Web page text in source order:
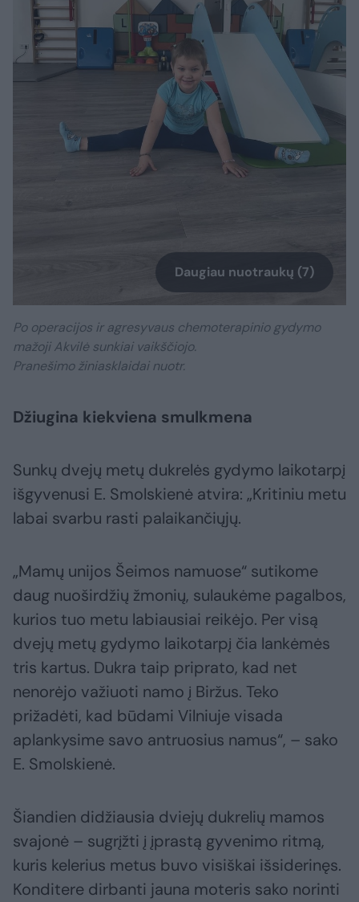
Daugiau nuotraukų (7)
Po operacijos ir agresyvaus chemoterapinio gydymo
mažoji Akvilė sunkiai vaikščiojo.
Pranešimo žiniasklaidai nuotr.
Džiugina kiekviena smulkmena
Sunkų dvejų metų dukrelės gydymo laikotarpį
išgyvenusi E. Smolskienė atvira: „Kritiniu metu
labai svarbu rasti palaikančiųjų.
„Mamų unijos Šeimos namuose“ sutikome
daug nuoširdžių žmonių, sulaukėme pagalbos,
kurios tuo metu labiausiai reikėjo. Per visą
dvejų metų gydymo laikotarpį čia lankėmės
tris kartus. Dukra taip priprato, kad net
nenorėjo važiuoti namo į Biržus. Teko
prižadėti, kad būdami Vilniuje visada
aplankysime savo antruosius namus“, – sako
E. Smolskienė.
Šiandien didžiausia dviejų dukrelių mamos
svajonė – sugrįžti į įprastą gyvenimo ritmą,
kuris kelerius metus buvo visiškai išsiderinęs.
Konditere dirbanti jauna moteris sako norinti